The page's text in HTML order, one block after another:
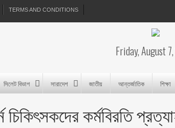
TERMS AND CONDITIONS
Friday, August
সিলেট বিভাগ সারাদেশ জাতীয় আন্তর্জাতিক শিক্ষা
চিকিৎসকদের কর্মবিরতি